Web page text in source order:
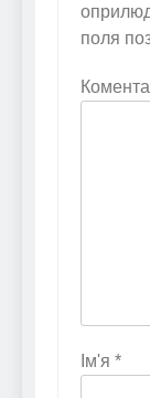
поля
Ім'я *